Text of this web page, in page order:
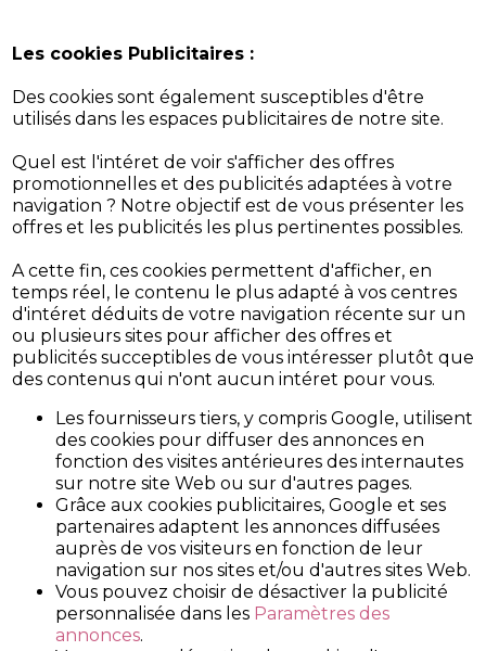
Les cookies Publicitaires :
Des cookies sont également susceptibles d'être
utilisés dans les espaces publicitaires de notre site.
Quel est l'intéret de voir s'afficher des offres
promotionnelles et des publicités adaptées à votre
navigation ? Notre objectif est de vous présenter les
offres et les publicités les plus pertinentes possibles.
A cette fin, ces cookies permettent d'afficher, en
temps réel, le contenu le plus adapté à vos centres
d'intéret déduits de votre navigation récente sur un
ou plusieurs sites pour afficher des offres et
publicités succeptibles de vous intéresser plutôt que
des contenus qui n'ont aucun intéret pour vous.
Les fournisseurs tiers, y compris Google, utilisent
des cookies pour diffuser des annonces en
fonction des visites antérieures des internautes
sur notre site Web ou sur d'autres pages.
Grâce aux cookies publicitaires, Google et ses
partenaires adaptent les annonces diffusées
auprès de vos visiteurs en fonction de leur
navigation sur nos sites et/ou d'autres sites Web.
Vous pouvez choisir de désactiver la publicité
personnalisée dans les Paramètres des
annonces.